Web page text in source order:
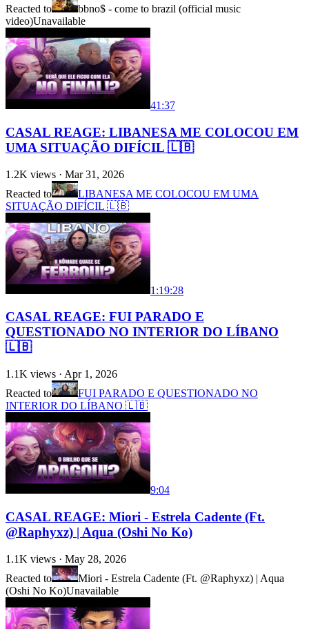
Reacted to
bbno$ - come to brazil (official music
video)Unavailable
41:37
CASAL REAGE: LIBANESA ME COLOCOU EM
UMA SITUAÇÃO DIFÍCIL 🇱🇧
1.2K views · Mar 31, 2026
Reacted to
LIBANESA ME COLOCOU EM UMA
SITUAÇÃO DIFÍCIL 🇱🇧
1:19:28
CASAL REAGE: FUI PARADO E
QUESTIONADO NO INTERIOR DO LÍBANO
🇱🇧
1.1K views · Apr 1, 2026
Reacted to
FUI PARADO E QUESTIONADO NO
INTERIOR DO LÍBANO 🇱🇧
9:04
CASAL REAGE: Miori - Estrela Cadente (Ft.
‪@Raphyxz‬) | Aqua (Oshi No Ko)
1.1K views · May 28, 2026
Reacted to
Miori - Estrela Cadente (Ft. @Raphyxz) | Aqua
(Oshi No Ko)Unavailable